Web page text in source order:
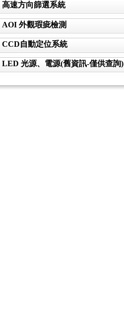
高速方向篩選系統
AOI 外觀瑕疵檢測
CCD自動定位系統
LED 光源、電源(舊資訊-僅供查詢)